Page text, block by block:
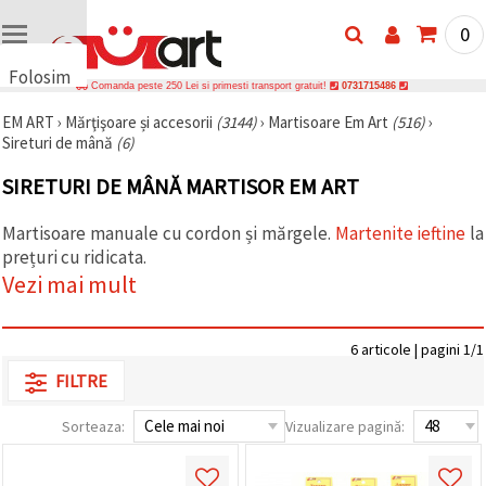
Folosim
uri
🍪 Folosim
și
similare
pentru a
asigura
funcționarea
corectă a
pentru a vă
și, cu
acordul
analiza
0
Comanda peste 250 Lei si primesti transport gratuit! 0731715486
EM ART › Mărţişoare și accesorii (3144)› Martisoare Em Art (516)›
Sireturi de mână (6)
SIRETURI DE MÂNĂ MARTISOR EM ART
Martisoare manuale cu cordon și mărgele. Martenite ieftine la
prețuri cu ridicata.
Vezi mai mult
6 articole | pagini 1/1
FILTRE
Sorteaza: Vizualizare pagină: